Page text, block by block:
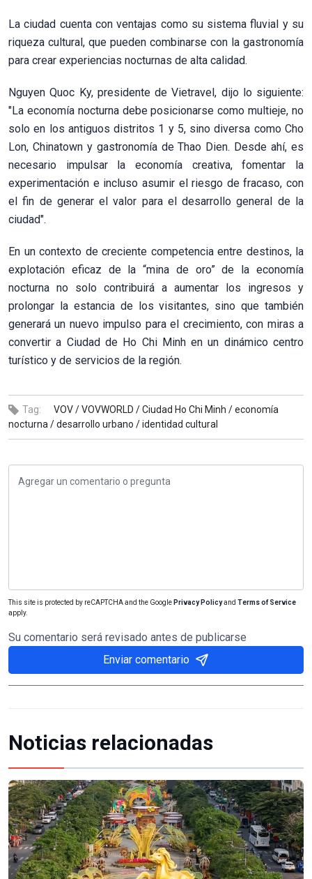
La ciudad cuenta con ventajas como su sistema fluvial y su
riqueza cultural, que pueden combinarse con la gastronomía
para crear experiencias nocturnas de alta calidad.
Nguyen Quoc Ky, presidente de Vietravel, dijo lo siguiente:
"La economía nocturna debe posicionarse como multieje, no
solo en los antiguos distritos 1 y 5, sino diversa como Cho
Lon, Chinatown y gastronomía de Thao Dien. Desde ahí, es
necesario impulsar la economía creativa, fomentar la
experimentación e incluso asumir el riesgo de fracaso, con
el fin de generar el valor para el desarrollo general de la
ciudad".
En un contexto de creciente competencia entre destinos, la
explotación eficaz de la “mina de oro” de la economía
nocturna no solo contribuirá a aumentar los ingresos y
prolongar la estancia de los visitantes, sino que también
generará un nuevo impulso para el crecimiento, con miras a
convertir a Ciudad de Ho Chi Minh en un dinámico centro
turístico y de servicios de la región.
Tag: VOV /VOVWORLD /Ciudad Ho Chi Minh /economía
nocturna /desarrollo urbano /identidad cultural
This site is protected by reCAPTCHA and the Google Privacy Policyand Terms of Service
apply.
Su comentario será revisado antes de publicarse
Enviar comentario
Noticias relacionadas